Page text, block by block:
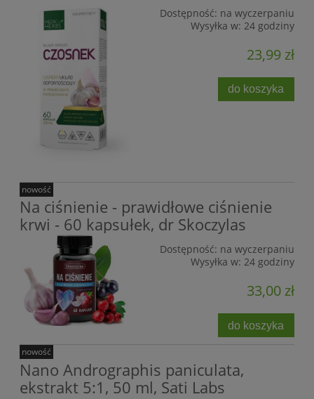
Dostępność: na wyczerpaniu
Wysyłka w: 24 godziny
23,99 zł
do koszyka
Na ciśnienie - prawidłowe ciśnienie
krwi - 60 kapsułek, dr Skoczylas
Dostępność: na wyczerpaniu
Wysyłka w: 24 godziny
33,00 zł
do koszyka
nowość
Nano Andrographis paniculata,
ekstrakt 5:1, 50 ml, Sati Labs
nowość